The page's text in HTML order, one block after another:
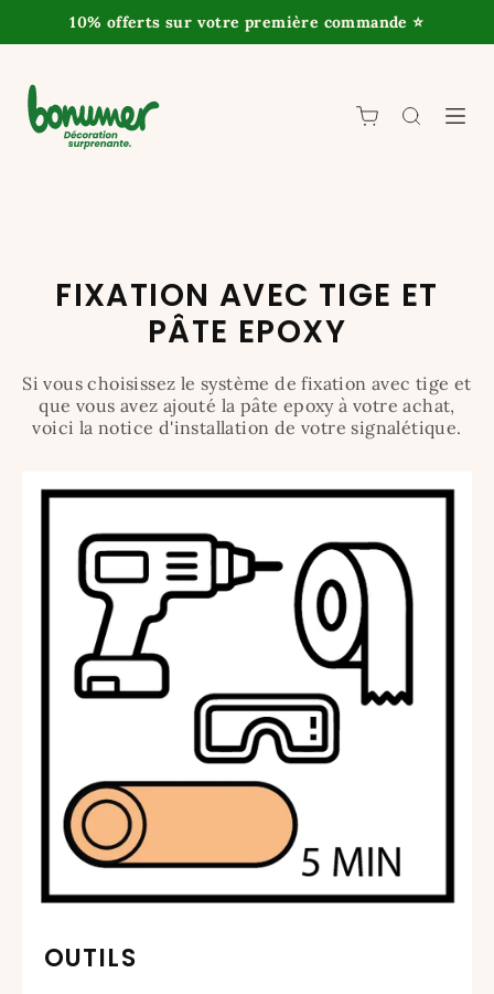
10% offerts sur votre première commande ⭐️
FIXATION AVEC TIGE ET
PÂTE EPOXY
Si vous choisissez le système de fixation avec tige et
que vous avez ajouté la pâte epoxy à votre achat,
voici la notice d'installation de votre signalétique.
OUTILS